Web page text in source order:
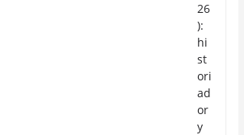
26
):
hi
st
ori
ad
or
y